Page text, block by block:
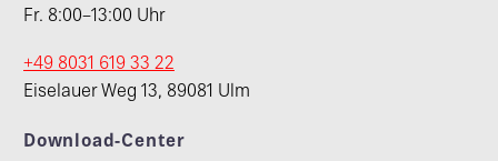
Fr. 8:00–13:00 Uhr
+49 8031 619 33 22
Eiselauer Weg 13, 89081 Ulm
Download-Center